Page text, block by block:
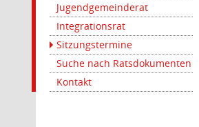
Jugendgemeinderat
Integrationsrat
Sitzungstermine
Suche nach Ratsdokumenten
Kontakt